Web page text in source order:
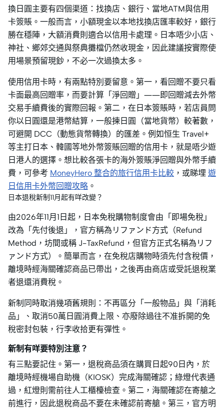
換日圓主要有四個渠道：找換店、銀行、當地ATM與信用
卡簽賬。一般而言，小額現金以本地找換店匯率較好，銀行
勝在穩陣，大額消費則適合以信用卡處理。日本唔少小店、
神社、鄉郊交通與祭典攤檔仍然收現金，因此建議按實際使
用場景預留現鈔，不必一次過換太多。
使用信用卡時，有兩點特別要留意。第一，看回贈不要只看
卡面最高回贈率，而要計算「淨回贈」——即回贈減去外幣
交易手續費後的實際回報。第二，在日本簽賬時，若店員問
你以日圓還是港幣結算，一般揀日圓（當地貨幣）較著數，
可避開 DCC（動態貨幣轉換）的匯差。例如恒生 Travel+
等主打日本、韓國等地外幣簽賬回贈的信用卡，就是唔少遊
日港人的選擇。想比較各張卡的海外簽賬淨回贈與外幣手續
費，可參考 MoneyHero 整合的旅行信用卡比較 ，或睇埋 遊
日信用卡外幣回贈攻略 。
日本退稅新制11月起有咩改變？
由2026年11月1日起，日本免稅購物制度會由「即場免稅」
改為「先付後退」，官方稱為リファンド方式（Refund
Method，坊間或稱 J-TaxRefund，但官方正式名稱為リフ
ァンド方式）。簡單而言，在免稅店購物時須先付含稅價，
離境時經海關確認商品已帶出，之後再由商店或受託退稅業
者退還消費稅。
新制同時取消幾項舊規則：不再區分「一般物品」與「消耗
品」、取消50萬日圓消費上限、亦廢除過往不准拆開的免
稅密封包裝，行李收拾更有彈性。
新制有咩要特別注意？
有三點要記住。第一，退稅商品須在購買日起90日內，於
離境時經機場自助機（KIOSK）完成海關確認；綠燈代表通
過，紅燈則需前往人工櫃檯檢查。第二，海關確認在寄艙之
前進行，因此退稅商品不要在未確認前寄艙。第三，官方明